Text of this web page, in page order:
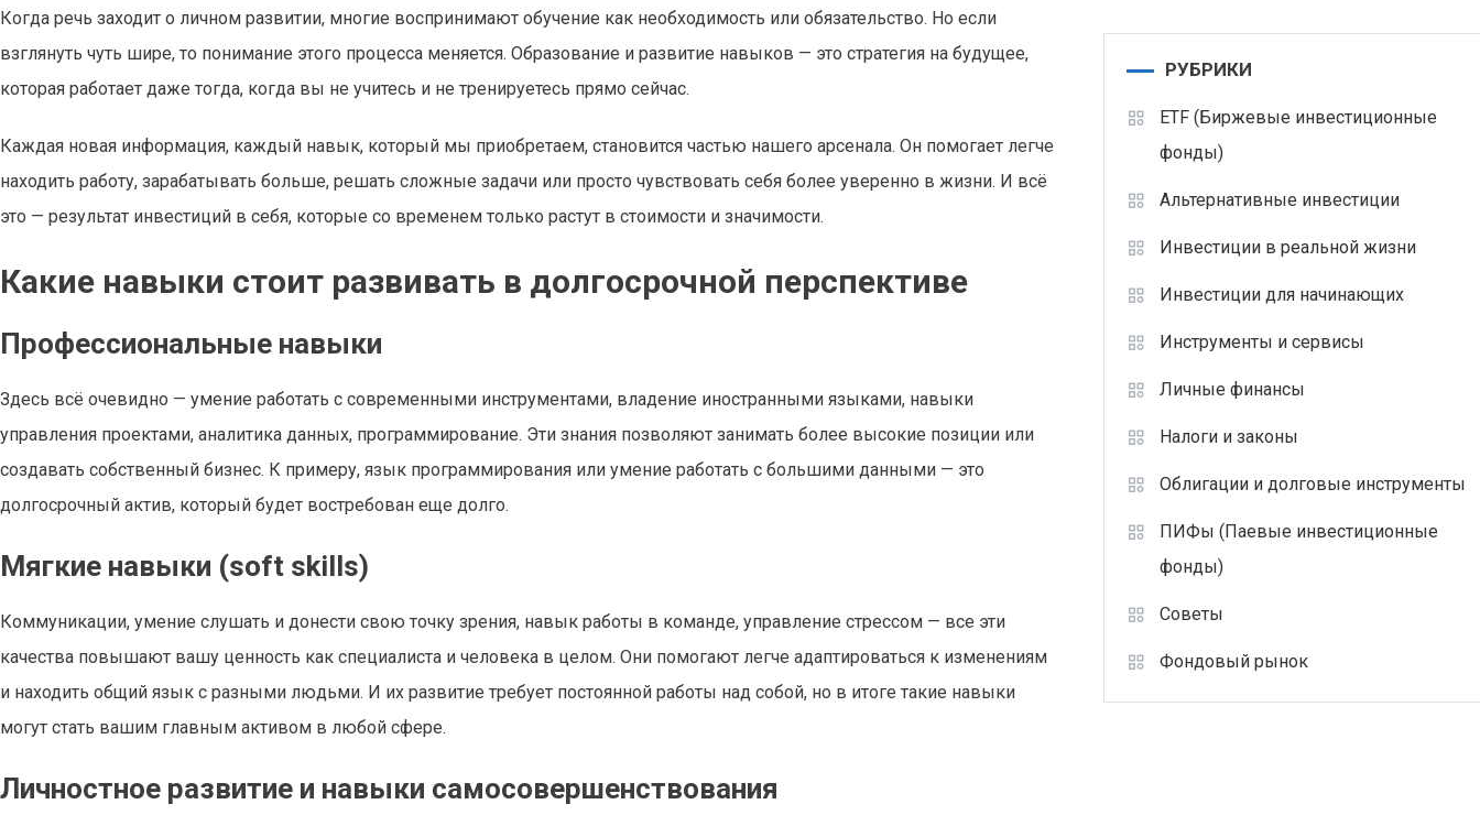
Когда речь заходит о личном развитии, многие воспринимают обучение как необходимость или обязательство. Но если
взглянуть чуть шире, то понимание этого процесса меняется. Образование и развитие навыков — это стратегия на будущее,
которая работает даже тогда, когда вы не учитесь и не тренируетесь прямо сейчас.
Каждая новая информация, каждый навык, который мы приобретаем, становится частью нашего арсенала. Он помогает легче
находить работу, зарабатывать больше, решать сложные задачи или просто чувствовать себя более уверенно в жизни. И всё
это — результат инвестиций в себя, которые со временем только растут в стоимости и значимости.
Какие навыки стоит развивать в долгосрочной перспективе
Профессиональные навыки
Здесь всё очевидно — умение работать с современными инструментами, владение иностранными языками, навыки
управления проектами, аналитика данных, программирование. Эти знания позволяют занимать более высокие позиции или
создавать собственный бизнес. К примеру, язык программирования или умение работать с большими данными — это
долгосрочный актив, который будет востребован еще долго.
Мягкие навыки (soft skills)
Коммуникации, умение слушать и донести свою точку зрения, навык работы в команде, управление стрессом — все эти
качества повышают вашу ценность как специалиста и человека в целом. Они помогают легче адаптироваться к изменениям
и находить общий язык с разными людьми. И их развитие требует постоянной работы над собой, но в итоге такие навыки
могут стать вашим главным активом в любой сфере.
Личностное развитие и навыки самосовершенствования
РУБРИКИ
ETF (Биржевые инвестиционные
фонды)
Альтернативные инвестиции
Инвестиции в реальной жизни
Инвестиции для начинающих
Инструменты и сервисы
Личные финансы
Налоги и законы
Облигации и долговые инструменты
ПИФы (Паевые инвестиционные
фонды)
Советы
Фондовый рынок